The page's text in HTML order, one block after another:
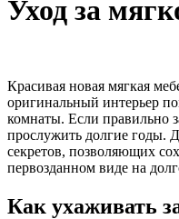
Уход за
Красивая новая мягкая
оригинальный интерьер
комнаты. Если правильно
прослужить долгие годы.
секретов, позволяющих
первозданном виде на
Как ухаживать